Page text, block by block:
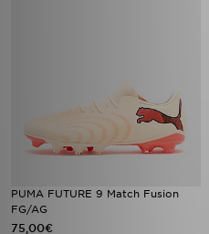
PUMA FUTURE 9 Match Fusion
FG/AG
75,00€